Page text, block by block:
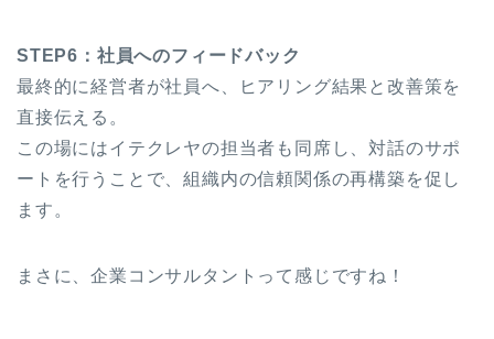
STEP6：社員へのフィードバック
最終的に経営者が社員へ、ヒアリング結果と改善策を
直接伝える。
この場にはイテクレヤの担当者も同席し、対話のサポ
ートを行うことで、組織内の信頼関係の再構築を促し
ます。
まさに、企業コンサルタントって感じですね！